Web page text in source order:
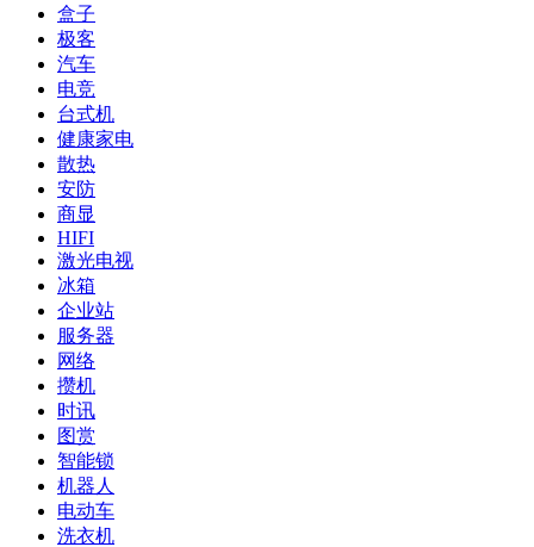
盒子
极客
汽车
电竞
台式机
健康家电
散热
安防
商显
HIFI
激光电视
冰箱
企业站
服务器
网络
攒机
时讯
图赏
智能锁
机器人
电动车
洗衣机